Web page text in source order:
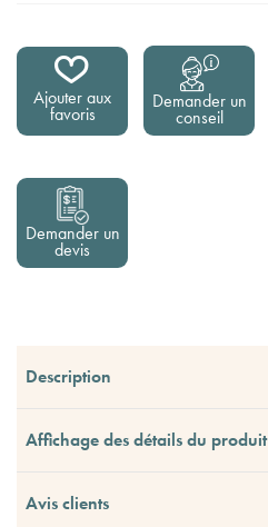
Ajouter aux
favoris
Demander un
conseil
Demander un
devis
Description
Affichage des détails du produit
Avis clients